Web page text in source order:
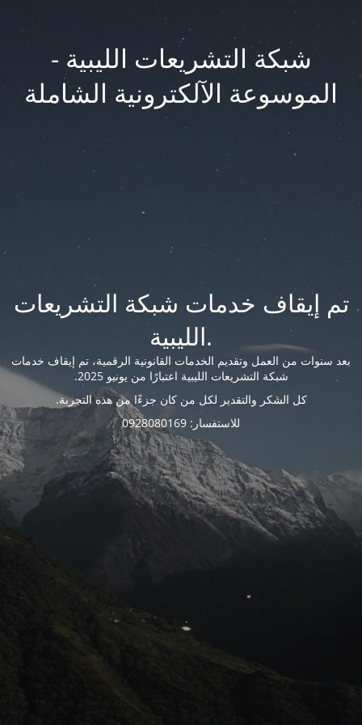
شبكة التشريعات الليبية -
الموسوعة الآلكترونية الشاملة
تم إيقاف خدمات شبكة التشريعات
الليبية.
بعد سنوات من العمل وتقديم الخدمات القانونية الرقمية، تم إيقاف خدمات
شبكة التشريعات الليبية اعتبارًا من يونيو 2025.
كل الشكر والتقدير لكل من كان جزءًا من هذه التجربة.
للاستفسار: 0928080169